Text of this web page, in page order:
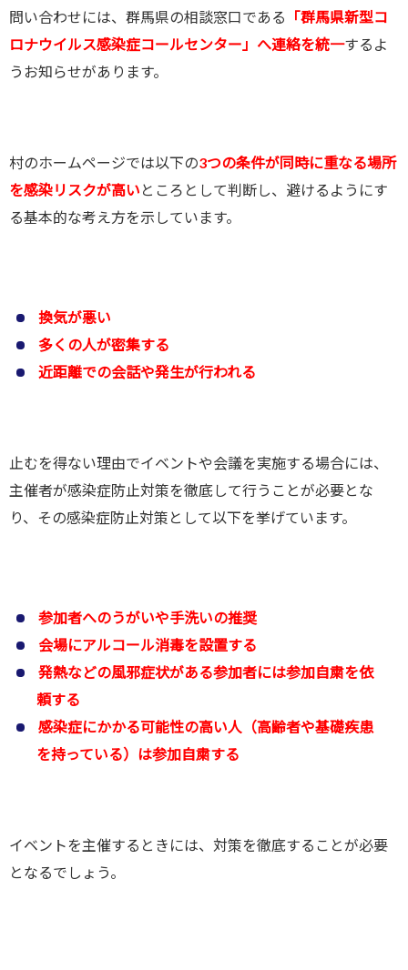
問い合わせには、群馬県の相談窓口である
「群馬県新型コ
ロナウイルス感染症コールセンター」へ連絡を統一するよ
うお知らせがあります。
村のホームページでは以下の3つの条件が同時に重なる場所
を感染リスクが高い ところとして判断し、避けるようにす
る基本的な考え方を示しています。
換気が悪い
多くの人が密集する
近距離での会話や発生が行われる
止むを得ない理由でイベントや会議を実施する場合には、
主催者が感染症防止対策を徹底して行うことが必要とな
り、その感染症防止対策として以下を挙げています。
参加者へのうがいや手洗いの推奨
会場にアルコール消毒を設置する
発熱などの風邪症状がある参加者には参加自粛を依
頼する
感染症にかかる可能性の高い人（高齢者や基礎疾患
を持っている）は参加自粛する
イベントを主催するときには、対策を徹底することが必要
となるでしょう。